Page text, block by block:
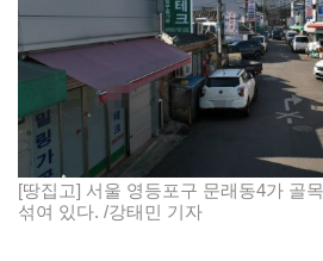
[땅집고] 서울 영등포구 문래동4가 골
섞여 있다. /강태민 기자